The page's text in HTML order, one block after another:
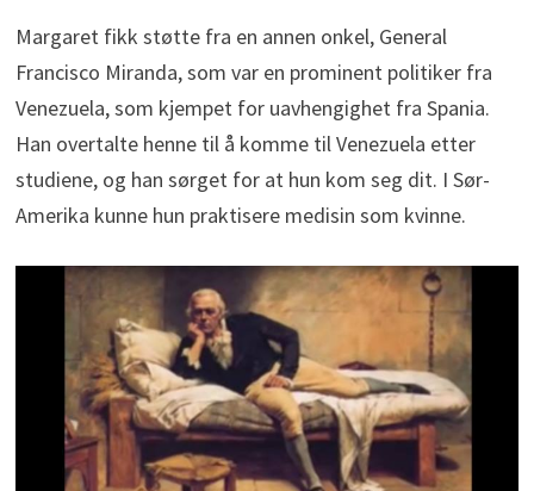
Margaret fikk støtte fra en annen onkel, General
Francisco Miranda, som var en prominent politiker fra
Venezuela, som kjempet for uavhengighet fra Spania.
Han overtalte henne til å komme til Venezuela etter
studiene, og han sørget for at hun kom seg dit. I Sør-
Amerika kunne hun praktisere medisin som kvinne.